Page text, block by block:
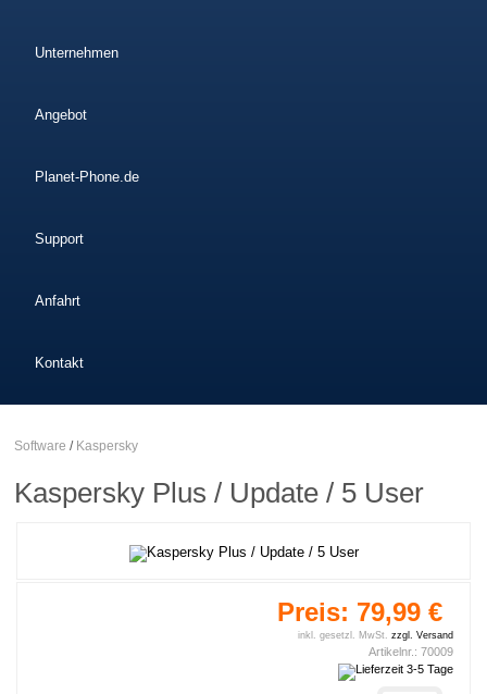
Unternehmen
Angebot
Planet-Phone.de
Support
Anfahrt
Kontakt
Software / Kaspersky
Kaspersky Plus / Update / 5 User
Preis: 79,99 €
inkl. gesetzl. MwSt. zzgl. Versand
Artikelnr.: 70009